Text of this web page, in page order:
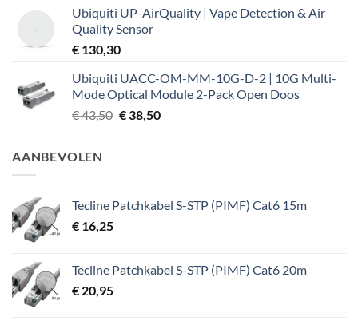
Ubiquiti UP-AirQuality | Vape Detection & Air
Quality Sensor
€ 130,30
Ubiquiti UACC-OM-MM-10G-D-2 | 10G Multi-
Mode Optical Module 2-Pack Open Doos
€43,50 Oorspronkelijke
€38,50Huidige
AANBEVOLEN
Tecline Patchkabel S-STP (PIMF) Cat6 15m
€ 16,25
Tecline Patchkabel S-STP (PIMF) Cat6 20m
€ 20,95